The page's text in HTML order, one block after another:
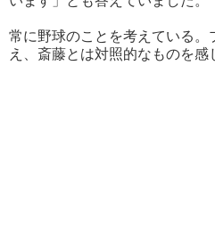
常に野球のことを考えている
え、斎藤とは対照的なものを感